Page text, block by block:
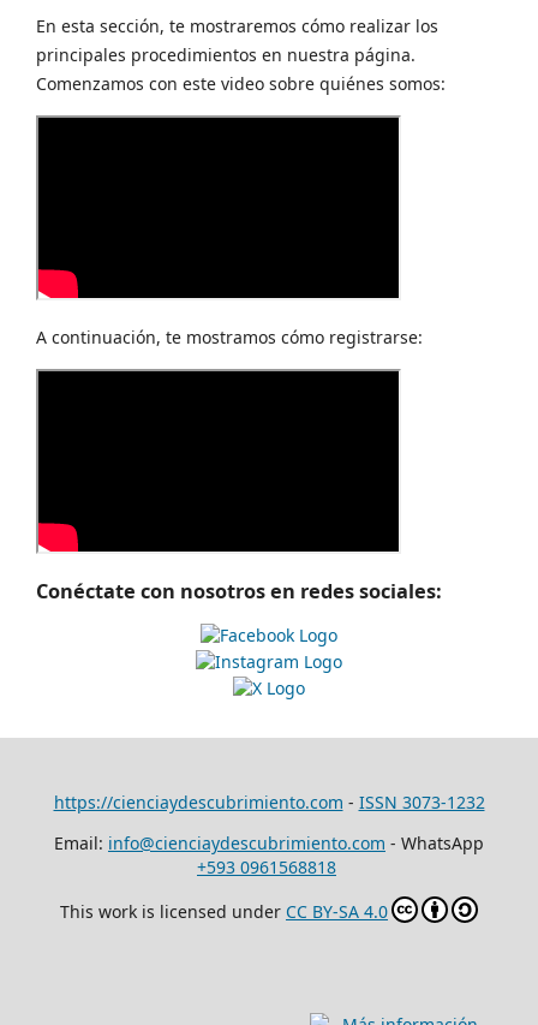
En esta sección, te mostraremos cómo realizar los
principales procedimientos en nuestra página.
Comenzamos con este video sobre quiénes somos:
A continuación, te mostramos cómo registrarse:
Conéctate con nosotros en redes sociales:
https://cienciaydescubrimiento.com - ISSN 3073-1232
Email: info@cienciaydescubrimiento.com - WhatsApp
+593 0961568818
This work is licensed under CC BY-SA 4.0